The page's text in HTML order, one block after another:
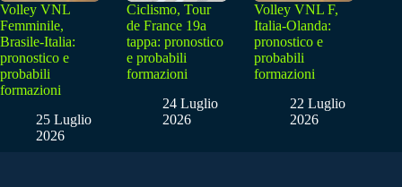
Volley VNL
Femminile,
Brasile-Italia:
pronostico e
probabili
formazioni
25 Luglio
2026
Ciclismo, Tour
de France 19a
tappa: pronostico
e probabili
formazioni
24 Luglio
2026
Volley VNL F,
Italia-Olanda:
pronostico e
probabili
formazioni
22 Luglio
2026